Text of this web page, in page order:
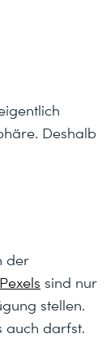
Deshalb
der
Pexels sind nur
stellen.
auch darfst.